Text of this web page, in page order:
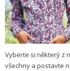
Vyberte si některý z
všechny a postavte